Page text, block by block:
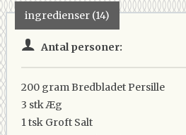
ingredienser (14)
Antal personer:
200 gramBredbladet Persille
3 stkÆg
1 tsk Groft Salt